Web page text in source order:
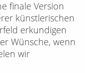
finale Version
künstlerischen
erkundigen
Wünsche, wenn
wir